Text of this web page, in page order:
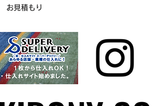
お見積もり